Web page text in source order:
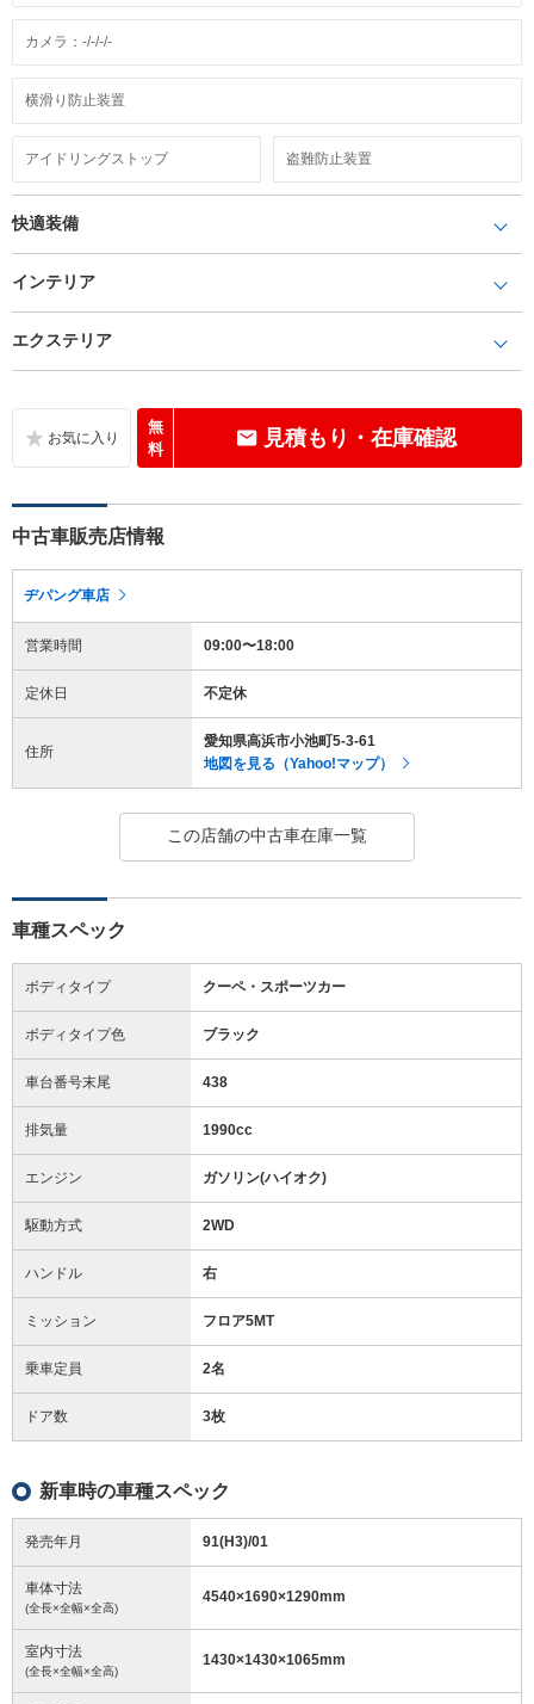
カメラ：-/-/-/-
横滑り防止装置
アイドリングストップ 盗難防止装置
快適装備
インテリア
エクステリア
無
料
見積もり・在庫確認
中古車販売店情報
ヂパング車店
営業時間 09:00〜18:00
定休日 不定休
住所
愛知県高浜市小池町5-3-61
地図を見る（Yahoo!マップ）
この店舗の中古車在庫一覧
車種スペック
ボディタイプ クーペ・スポーツカー
ボディタイプ色 ブラック
車台番号末尾 438
排気量 1990cc
エンジン ガソリン(ハイオク)
駆動方式 2WD
ハンドル 右
ミッション フロア5MT
乗車定員 2名
ドア数 3枚
新車時の車種スペック
発売年月 91(H3)/01
車体寸法
(全長×全幅×全高)
4540×1690×1290mm
室内寸法
(全長×全幅×全高)
1430×1430×1065mm